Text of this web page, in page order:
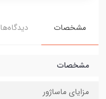
مشخصات دیدگاه‌ها
مشخصات
مزایای ماساژور